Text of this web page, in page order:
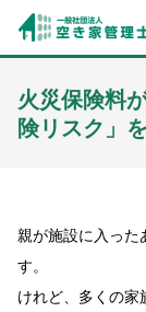
火災保険料
険リスク」
親が施設に入った
す。
けれど、多くの家